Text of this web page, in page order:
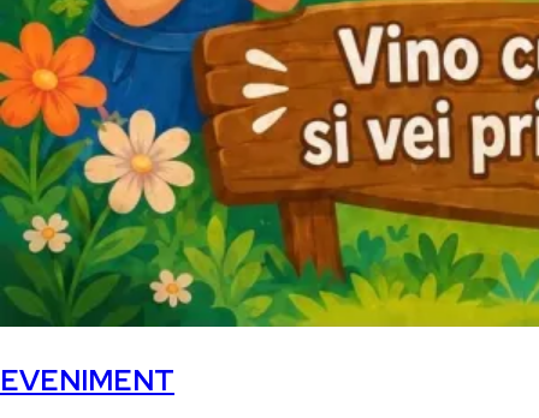
EVENIMENT